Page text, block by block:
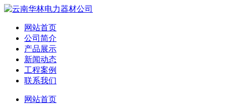
网站首页
公司简介
产品展示
新闻动态
工程案例
联系我们
网站首页